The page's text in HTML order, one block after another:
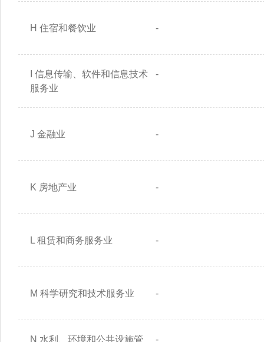
H 住宿和餐饮业 -
I 信息传输、软件和信息技术
服务业
-
J 金融业 -
K 房地产业 -
L 租赁和商务服务业 -
M 科学研究和技术服务业 -
N 水利、环境和公共设施管 -